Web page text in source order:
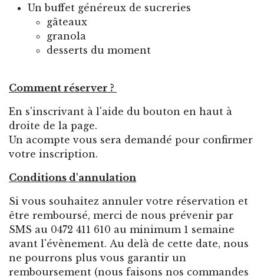
Un buffet généreux de sucreries
gâteaux
granola
desserts du moment
Comment réserver ?
En s'inscrivant à l'aide du bouton en haut à
droite de la page.
Un acompte vous sera demandé pour confirmer
votre inscription.
Conditions d'annulation
Si vous souhaitez annuler votre réservation et
être remboursé, merci de nous prévenir par
SMS au 0472 411 610 au minimum 1 semaine
avant l'évènement. Au delà de cette date, nous
ne pourrons plus vous garantir un
remboursement (nous faisons nos commandes